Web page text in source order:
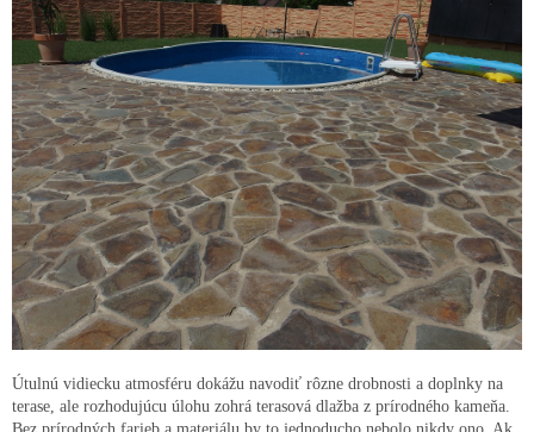
Útulnú vidiecku atmosféru dokážu navodiť rôzne drobnosti a doplnky na
terase, ale rozhodujúcu úlohu zohrá terasová dlažba z prírodného kameňa.